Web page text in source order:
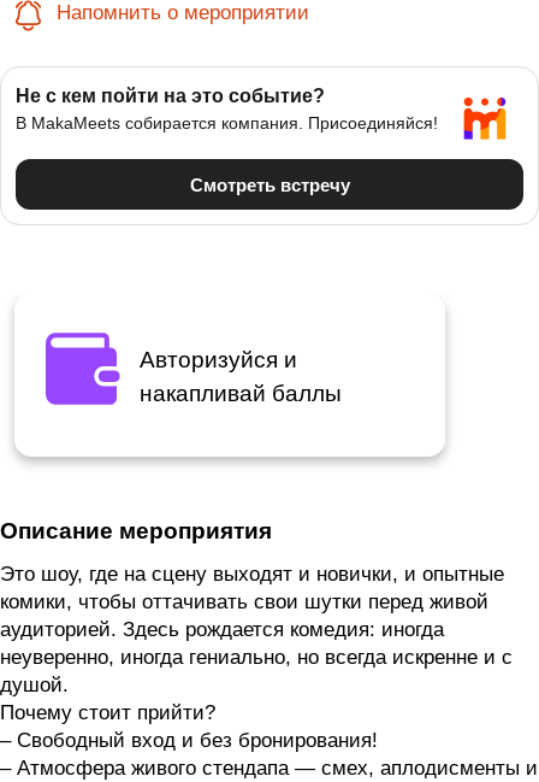
Напомнить о мероприятии
Авторизуйся и
накапливай баллы
Описание мероприятия
Это шоу, где на сцену выходят и новички, и опытные
комики, чтобы оттачивать свои шутки перед живой
аудиторией. Здесь рождается комедия: иногда
неуверенно, иногда гениально, но всегда искренне и с
душой.
Почему стоит прийти?
– Свободный вход и без бронирования!
– Атмосфера живого стендапа — смех, аплодисменты и